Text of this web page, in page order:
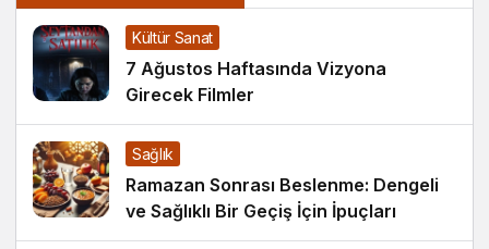
Kültür Sanat
7 Ağustos Haftasında Vizyona
Girecek Filmler
Sağlık
Ramazan Sonrası Beslenme: Dengeli
ve Sağlıklı Bir Geçiş İçin İpuçları